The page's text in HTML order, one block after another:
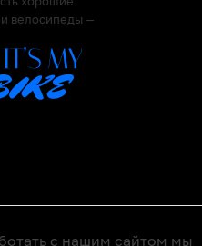
велосипеды —
с нашим сайтом мы